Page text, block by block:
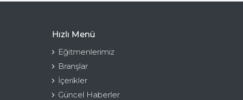
Hızlı Menü
Eğitmenlerimiz
Branşlar
İçerikler
Güncel Haberler